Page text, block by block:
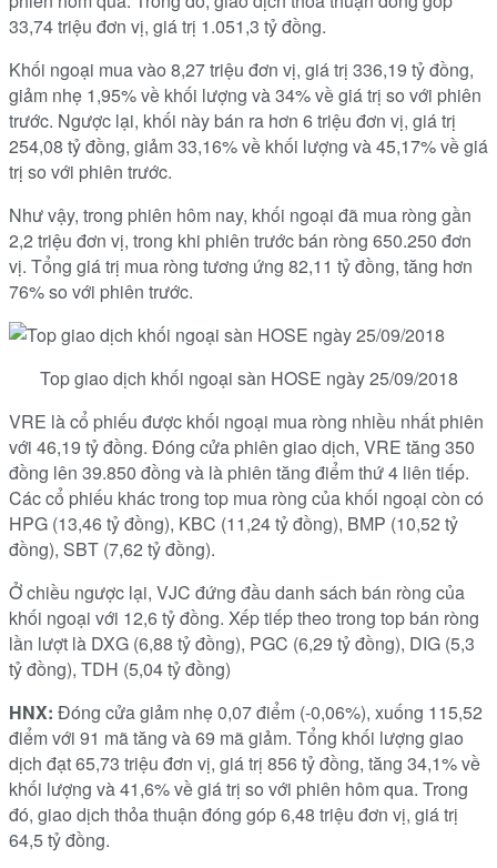
33,74 triệu đơn vị, giá trị 1.051,3 tỷ đồng.
Khối ngoại mua vào 8,27 triệu đơn vị, giá trị 336,19 tỷ đồng,
giảm nhẹ 1,95% về khối lượng và 34% về giá trị so với phiên
trước. Ngược lại, khối này bán ra hơn 6 triệu đơn vị, giá trị
254,08 tỷ đồng, giảm 33,16% về khối lượng và 45,17% về giá
trị so với phiên trước.
Như vậy, trong phiên hôm nay, khối ngoại đã mua ròng gần
2,2 triệu đơn vị, trong khi phiên trước bán ròng 650.250 đơn
vị. Tổng giá trị mua ròng tương ứng 82,11 tỷ đồng, tăng hơn
76% so với phiên trước.
Top giao dịch khối ngoại sàn HOSE ngày 25/09/2018
VRE là cổ phiếu được khối ngoại mua ròng nhiều nhất phiên
với 46,19 tỷ đồng. Đóng cửa phiên giao dịch, VRE tăng 350
đồng lên 39.850 đồng và là phiên tăng điểm thứ 4 liên tiếp.
Các cổ phiếu khác trong top mua ròng của khối ngoại còn có
HPG (13,46 tỷ đồng), KBC (11,24 tỷ đồng), BMP (10,52 tỷ
đồng), SBT (7,62 tỷ đồng).
Ở chiều ngược lại, VJC đứng đầu danh sách bán ròng của
khối ngoại với 12,6 tỷ đồng. Xếp tiếp theo trong top bán ròng
lần lượt là DXG (6,88 tỷ đồng), PGC (6,29 tỷ đồng), DIG (5,3
tỷ đồng), TDH (5,04 tỷ đồng)
HNX: Đóng cửa giảm nhẹ 0,07 điểm (-0,06%), xuống 115,52
điểm với 91 mã tăng và 69 mã giảm. Tổng khối lượng giao
dịch đạt 65,73 triệu đơn vị, giá trị 856 tỷ đồng, tăng 34,1% về
khối lượng và 41,6% về giá trị so với phiên hôm qua. Trong
đó, giao dịch thỏa thuận đóng góp 6,48 triệu đơn vị, giá trị
64,5 tỷ đồng.